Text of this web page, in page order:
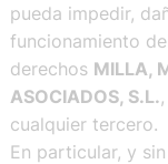
pueda impedir,
funcionamiento
derechos MILLA,
ASOCIADOS, S.L.
cualquier tercero.
En particular, y